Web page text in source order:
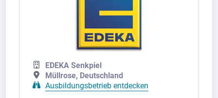
EDEKA Senkpiel
Müllrose, Deutschland
Ausbildungsbetrieb entdecken